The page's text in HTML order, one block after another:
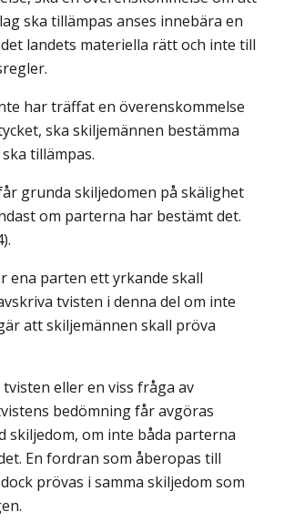
ska tillämpas anses innebära en
landets materiella rätt och inte till
har träffat en överenskommelse
ska skiljemännen bestämma
tillämpas.
grunda skiljedomen på skälighet
om parterna har bestämt det.
.
ena parten ett yrkande skall
tvisten i denna del om inte
att skiljemännen skall pröva
tvisten eller en viss fråga av
bedömning får avgöras
skiljedom, om inte båda parterna
En fordran som åberopas till
prövas i samma skiljedom som